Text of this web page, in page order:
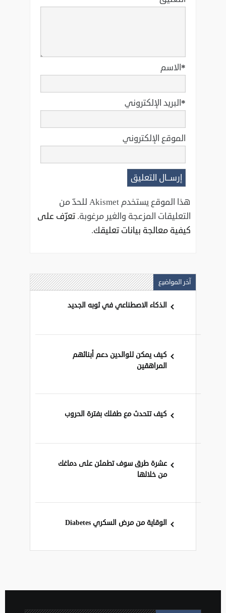
الاسم*
البريد الإلكتروني*
الموقع الإلكتروني
هذا الموقع يستخدم Akismet للحدّ من
التعليقات المزعجة والغير مرغوبة. تعرّف على
كيفية معالجة بيانات تعليقك.
آخر المواضيع
الذكاء الاصطناعي في ثوبه الجديد
كيف يمكن للوالدين دعم أبنائهم
المراهقين
كيف تتحدث مع طفلك بفترة الحروب
عشرة طرق سوف تطمئن على دماغك
من خلالها
الوقاية من مرض السكري Diabetes